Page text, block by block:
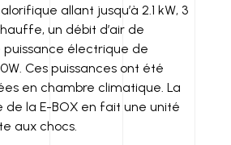
allant jusqu’à 2.1 kW, 3
un débit d’air de
électrique de
Ces puissances ont été
en chambre climatique. La
de la E-BOX en fait une unité
aux chocs.